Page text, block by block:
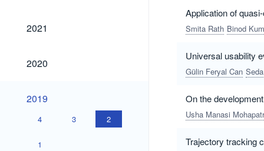
2021
2021
2020
2020
2019
2019
4 3 2
1
Application of
Smita Rath Binod
Universal usability
Gülin Feryal Can
On the
Usha Manasi
Trajectory tracking